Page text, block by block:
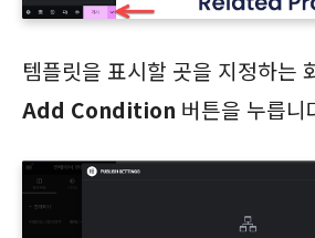
템플릿을 표시할 곳을 지정하는
Add Condition 버튼을 누릅니